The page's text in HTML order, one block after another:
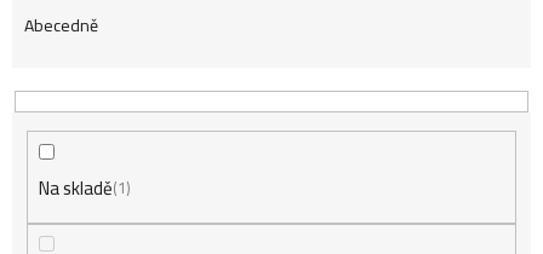
a
z
e
Abecedně
Na skladě 1